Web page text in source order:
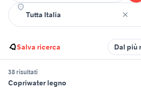
Salva ricerca Dal più
38 risultati
Copriwater legno